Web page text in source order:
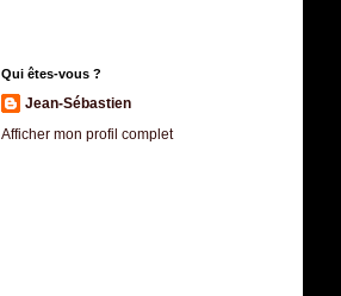
Qui êtes-vous ?
Jean-Sébastien
Afficher mon profil complet